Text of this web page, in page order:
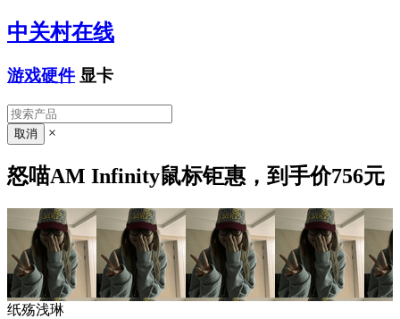
中关村在线
游戏硬件 显卡
×
怒喵AM Infinity鼠标钜惠，到手价756元
纸殇浅琳